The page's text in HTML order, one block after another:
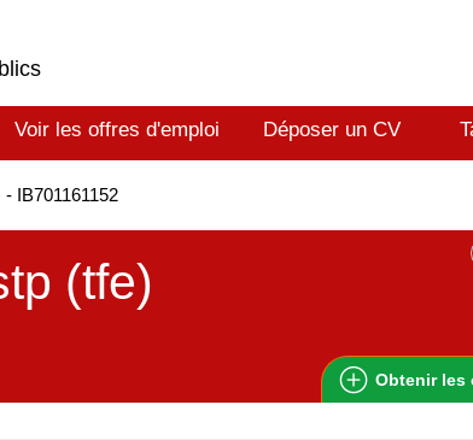
Voir les offres d'emploi Déposer un CV
IB701161152
(tfe)
Obtenir les